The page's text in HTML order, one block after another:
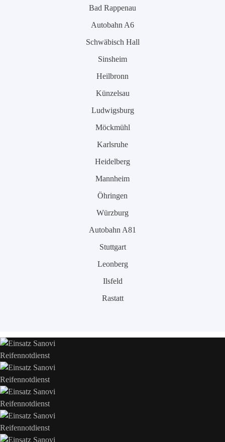
Bad Rappenau
Autobahn A6
Schwäbisch Hall
Sinsheim
Heilbronn
Künzelsau
Ludwigsburg
Möckmühl
Karlsruhe
Heidelberg
Mannheim
Öhringen
Würzburg
Autobahn A81
Stuttgart
Leonberg
Ilsfeld
Rastatt